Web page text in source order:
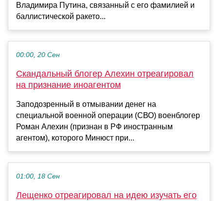
Владимира Путина, связанный с его фамилией и
баллистической ракето...
00:00, 20 Сен
Скандальный блогер Алехин отреагировал
на признание иноагентом
Заподозренный в отмывании денег на
специальной военной операции (СВО) военблогер
Роман Алехин (признан в РФ иностранным
агентом), которого Минюст при...
01:00, 18 Сен
Лещенко отреагировал на идею изучать его